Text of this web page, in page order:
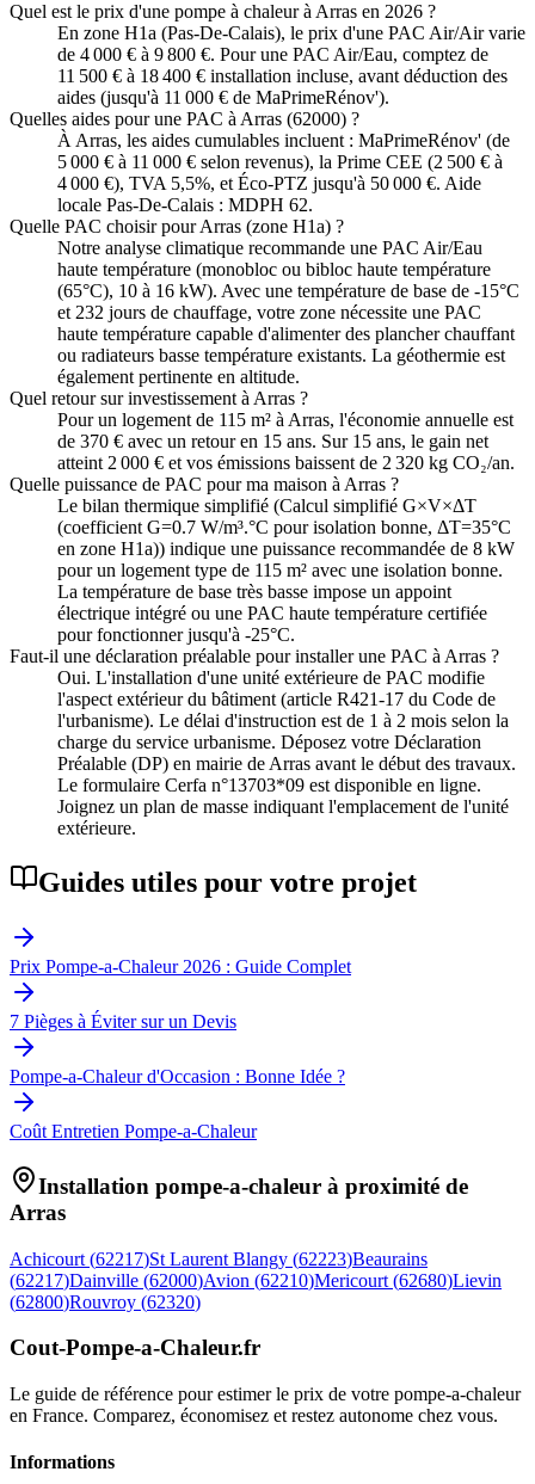
Quel est le prix d'une pompe à chaleur à Arras en 2026 ?
En zone H1a (Pas-De-Calais), le prix d'une PAC Air/Air varie
de 4 000 € à 9 800 €. Pour une PAC Air/Eau, comptez de
11 500 € à 18 400 € installation incluse, avant déduction des
aides (jusqu'à 11 000 € de MaPrimeRénov').
Quelles aides pour une PAC à Arras (62000) ?
À Arras, les aides cumulables incluent : MaPrimeRénov' (de
5 000 € à 11 000 € selon revenus), la Prime CEE (2 500 € à
4 000 €), TVA 5,5%, et Éco-PTZ jusqu'à 50 000 €. Aide
locale Pas-De-Calais : MDPH 62.
Quelle PAC choisir pour Arras (zone H1a) ?
Notre analyse climatique recommande une PAC Air/Eau
haute température (monobloc ou bibloc haute température
(65°C), 10 à 16 kW). Avec une température de base de -15°C
et 232 jours de chauffage, votre zone nécessite une PAC
haute température capable d'alimenter des plancher chauffant
ou radiateurs basse température existants. La géothermie est
également pertinente en altitude.
Quel retour sur investissement à Arras ?
Pour un logement de 115 m² à Arras, l'économie annuelle est
de 370 € avec un retour en 15 ans. Sur 15 ans, le gain net
atteint 2 000 € et vos émissions baissent de 2 320 kg CO₂/an.
Quelle puissance de PAC pour ma maison à Arras ?
Le bilan thermique simplifié (Calcul simplifié G×V×ΔT
(coefficient G=0.7 W/m³.°C pour isolation bonne, ΔT=35°C
en zone H1a)) indique une puissance recommandée de 8 kW
pour un logement type de 115 m² avec une isolation bonne.
La température de base très basse impose un appoint
électrique intégré ou une PAC haute température certifiée
pour fonctionner jusqu'à -25°C.
Faut-il une déclaration préalable pour installer une PAC à Arras ?
Oui. L'installation d'une unité extérieure de PAC modifie
l'aspect extérieur du bâtiment (article R421-17 du Code de
l'urbanisme). Le délai d'instruction est de 1 à 2 mois selon la
charge du service urbanisme. Déposez votre Déclaration
Préalable (DP) en mairie de Arras avant le début des travaux.
Le formulaire Cerfa n°13703*09 est disponible en ligne.
Joignez un plan de masse indiquant l'emplacement de l'unité
extérieure.
Guides utiles pour votre projet
Prix Pompe-a-Chaleur 2026 : Guide Complet
7 Pièges à Éviter sur un Devis
Pompe-a-Chaleur d'Occasion : Bonne Idée ?
Coût Entretien Pompe-a-Chaleur
Installation pompe-a-chaleur à proximité de
Arras
Achicourt (62217)St Laurent Blangy (62223)Beaurains
(62217)Dainville (62000)Avion (62210)Mericourt (62680)Lievin
(62800)Rouvroy (62320)
Cout-Pompe-a-Chaleur.fr
Le guide de référence pour estimer le prix de votre pompe-a-chaleur
en France. Comparez, économisez et restez autonome chez vous.
Informations